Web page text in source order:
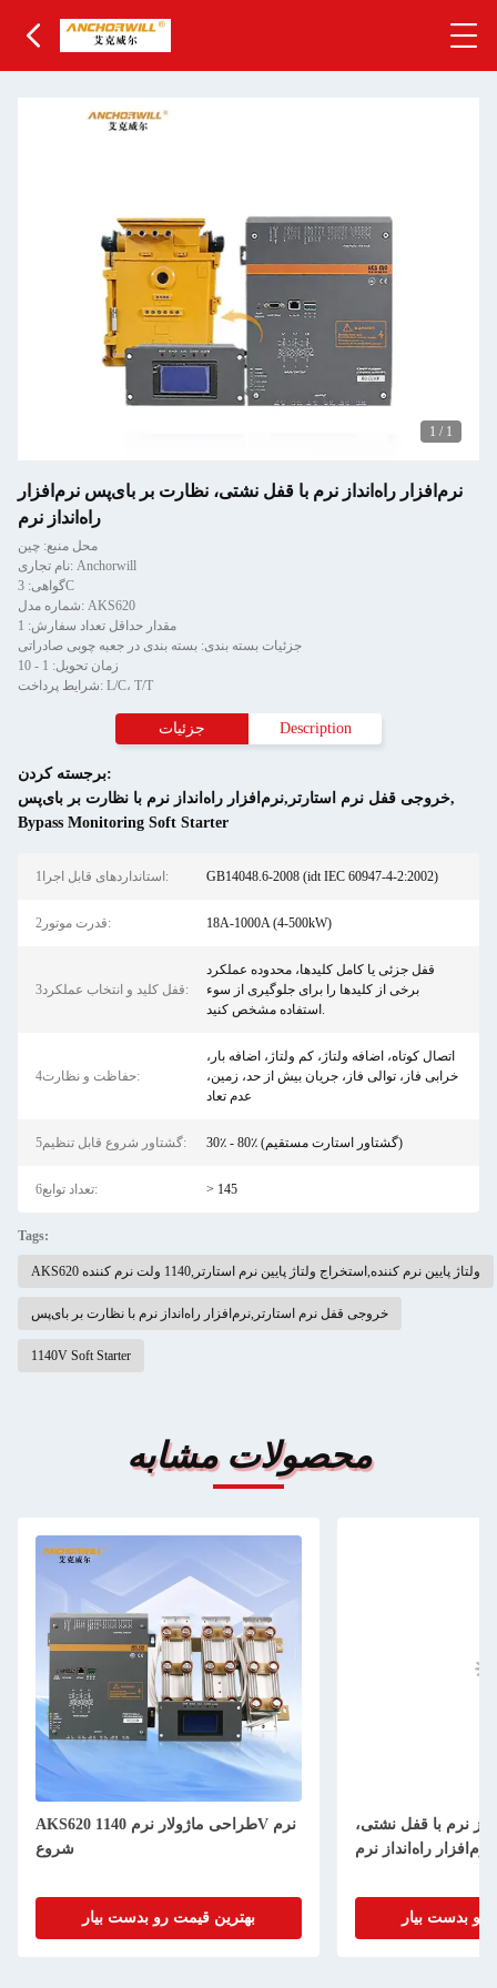
1 / 1
نرم‌افزار راه‌انداز نرم با قفل نشتی، نظارت بر بای‌پس نرم‌افزار
راه‌انداز نرم
محل منبع: چین
نام تجاری: Anchorwill
گواهی: 3C
شماره مدل: AKS620
مقدار حداقل تعداد سفارش: 1
جزئیات بسته بندی: بسته بندی در جعبه چوبی صادراتی
زمان تحویل: 1 - 10
شرایط پرداخت: L/C، T/T
جزئیات Description
برجسته کردن:
خروجی قفل نرم استارتر,نرم‌افزار راه‌انداز نرم با نظارت بر بای‌پس,
Bypass Monitoring Soft Starter
1استانداردهای قابل اجرا: GB14048.6-2008 (idt IEC 60947-4-2:2002)
2قدرت موتور: 18A-1000A (4-500kW)
3قفل کلید و انتخاب عملکرد:
قفل جزئی یا کامل کلیدها، محدوده عملکرد
برخی از کلیدها را برای جلوگیری از سوء
استفاده مشخص کنید.
4حفاظت و نظارت:
اتصال کوتاه، اضافه ولتاژ، کم ولتاژ، اضافه بار،
خرابی فاز، توالی فاز، جریان بیش از حد، زمین،
عدم تعاد
5گشتاور شروع قابل تنظیم: 30٪ - 80٪ (گشتاور استارت مستقیم)
6تعداد توابع: > 145
Tags:
AKS620 ولتاژ پایین نرم کننده,استخراج ولتاژ پایین نرم استارتر,1140 ولت نرم کننده
خروجی قفل نرم استارتر,نرم‌افزار راه‌انداز نرم با نظارت بر بای‌پس
1140V Soft Starter
محصولات مشابه
AKS620 طراحی ماژولار نرم 1140V نرم
شروع
بهترین قیمت رو بدست بیار
نرم با قفل نشتی،
راه‌انداز نرم
رو بدست بیار